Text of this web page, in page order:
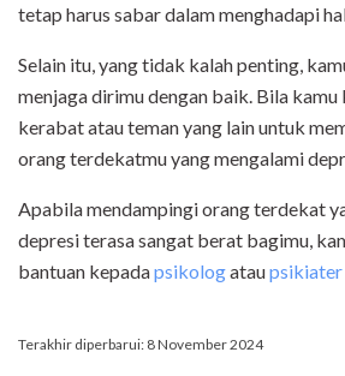
tetap harus sabar dalam menghadapi
Selain itu, yang tidak kalah penting,
menjaga dirimu dengan baik. Bila
kerabat atau teman yang lain untuk
orang terdekatmu yang mengalami
Apabila mendampingi orang terdekat
depresi terasa sangat berat bagimu,
bantuan kepadapsikologataupsikiater
Terakhir diperbarui: 8 November 2024